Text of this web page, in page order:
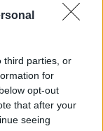
third parties, or
for
opt-out
that after your
seeing